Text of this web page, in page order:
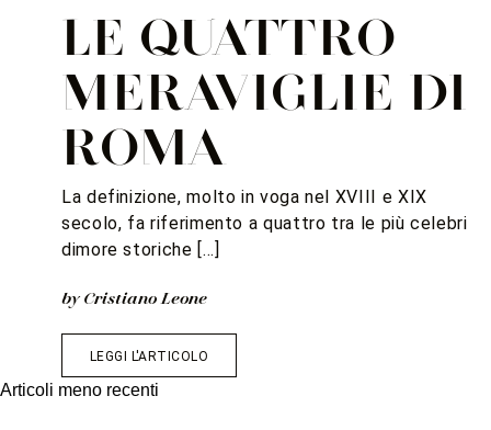
LE QUATTRO
MERAVIGLIE DI
ROMA
La definizione, molto in voga nel XVIII e XIX
secolo, fa riferimento a quattro tra le più celebri
dimore storiche […]
by Cristiano Leone
LEGGI L'ARTICOLO
NAVIGAZIONE
Articoli meno recenti